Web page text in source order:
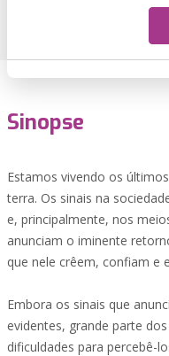
Sinopse
Estamos vivendo os
terra. Os sinais na
e, principalmente, nos
anunciam o iminente
que nele crêem, confiam e
Embora os sinais que
evidentes, grande parte
dificuldades para percebê-